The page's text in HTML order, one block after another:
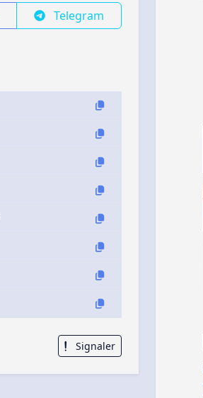
Telegram
Signaler